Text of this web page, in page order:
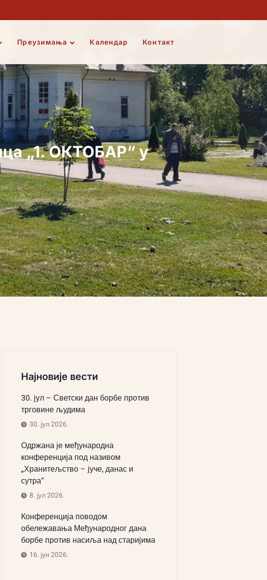
Преузимања Календар Контакт
„1. ОКТОБАР“ у
Најновије вести
30. јул – Светски дан борбе против
трговине људима
30. јул 2026.
Одржана је међународна
конференција под називом
„Хранитељство – јуче, данас и
сутра“
8. јул 2026.
Конференција поводом
обележавања Међународног дана
борбе против насиља над старијима
16. јун 2026.